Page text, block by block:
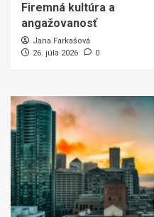
Firemná kultúra a
angažovanosť
Jana Farkašová
26. júla 2026
0